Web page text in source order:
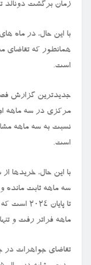
زمان برگشت دونالد
با این حال، در ماه
همانطور که
است.
جدیدترین گزارش
است.
ماهه فراتر رفت و تنها یک